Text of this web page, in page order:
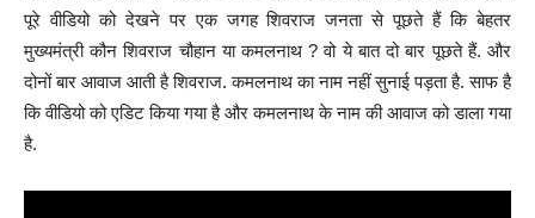
पूरे वीडियो को देखने पर एक जगह शिवराज जनता से पूछते हैं कि बेहतर
मुख्यमंत्री कौन शिवराज चौहान या कमलनाथ ? वो ये बात दो बार पूछते हैं. और
दोनों बार आवाज आती है शिवराज. कमलनाथ का नाम नहीं सुनाई पड़ता है. साफ है
कि वीडियो को एडिट किया गया है और कमलनाथ के नाम की आवाज को डाला गया
है.